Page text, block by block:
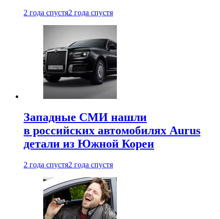
2 года спустя2 года спустя
Западные СМИ нашли
в российских автомобилях Aurus
детали из Южной Кореи
2 года спустя2 года спустя